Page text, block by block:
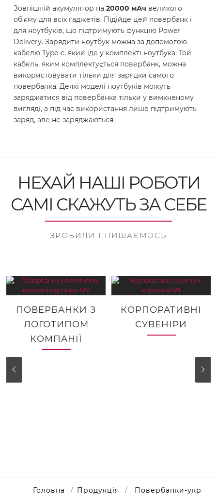
Зовнішній акумулятор на20000 мАч великого
об'єму для всіх гаджетів. Підійде цей повербанк і
для ноутбуків, що підтримують функцію Power
Delivery. Зарядити ноутбук можна за допомогою
кабелю Type-c, який іде у комплекті ноутбука. Той
кабель, яким комплектується повербанк, можна
використовувати тільки для зарядки самого
повербанка. Деякі моделі ноутбуків можуть
заряджатися від повербанка тільки у вимкненому
вигляді, а під час використання лише підтримують
заряд, але не заряджаються.
НЕХАЙ НАШІ РОБОТИ
САМІ СКАЖУТЬ ЗА СЕБЕ
ЗРОБИЛИ І ПИШАЄМОСЬ
ПОВЕРБАНКИ З
ЛОГОТИПОМ
КОМПАНІЇ
КОРПОРАТИВНІ
СУВЕНІРИ
Головна Продукція Повербанки-укр